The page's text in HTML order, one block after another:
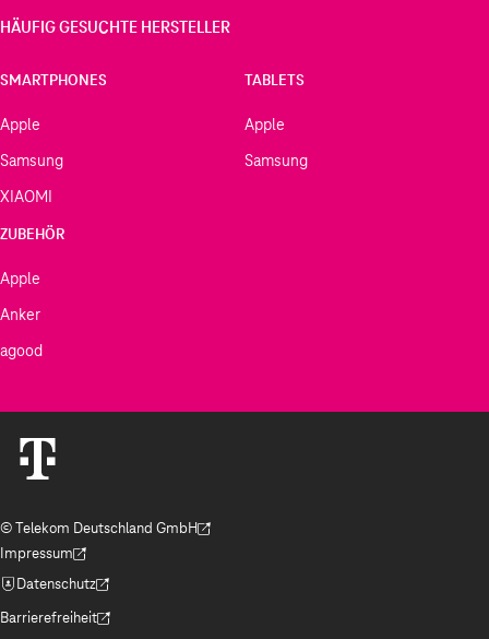
HÄUFIG GESUCHTE HERSTELLER
SMARTPHONES
Apple
Samsung
XIAOMI
TABLETS
Apple
Samsung
ZUBEHÖR
Apple
Anker
agood
© Telekom Deutschland GmbH
(Der Link wird in einem neuen Tab geöffnet)
Impressum
(Der Link wird in einem neuen Tab geöffnet)
Datenschutz
(Der Link wird in einem neuen Tab geöffnet)
Barrierefreiheit
(Der Link wird in einem neuen Tab geöffnet)